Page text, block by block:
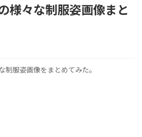
様々な制服姿画像まと
制服姿画像をまとめてみた。